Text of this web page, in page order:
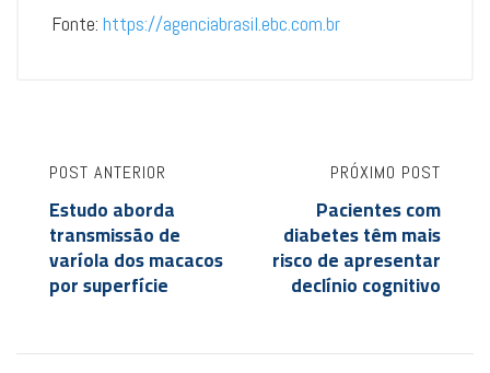
Fonte: https://agenciabrasil.ebc.com.br
POST ANTERIOR
Estudo aborda
transmissão de
varíola dos macacos
por superfície
PRÓXIMO POST
Pacientes com
diabetes têm mais
risco de apresentar
declínio cognitivo